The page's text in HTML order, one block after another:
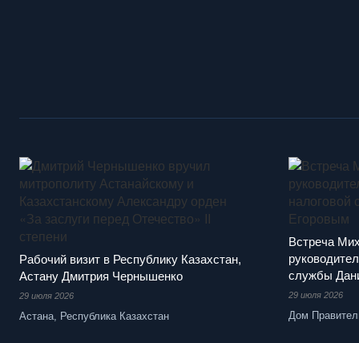
Рабочий визит в Республику Казахстан,
Астану Дмитрия Чернышенко
29 июля 2026
Астана, Республика Казахстан
Встреча
службы
29 июля 2026
Дом